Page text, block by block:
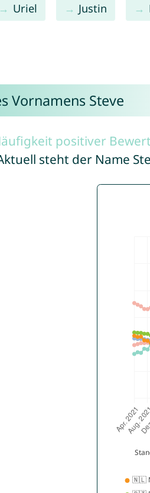
Uriel Justin
Vornamens Steve
positiver
steht der Name